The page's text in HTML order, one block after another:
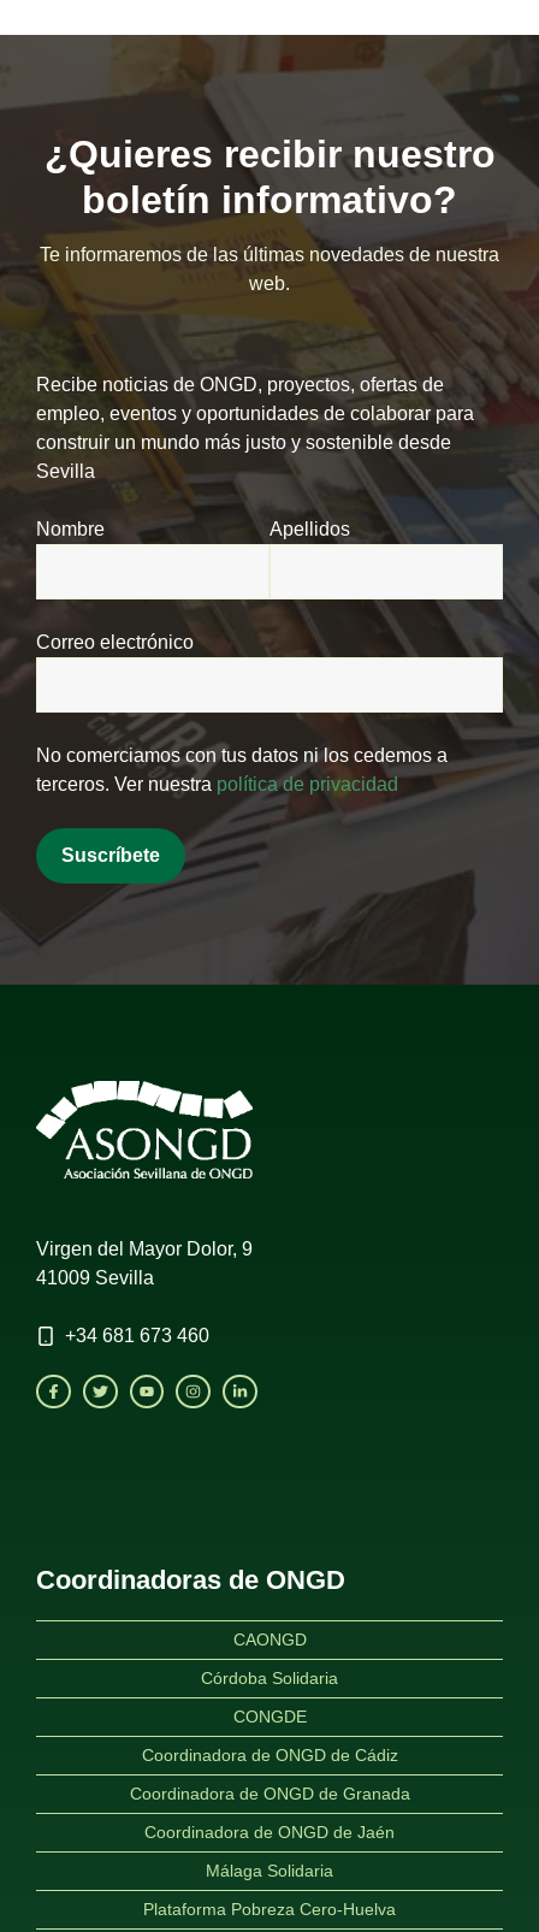
¿Quieres recibir nuestro
boletín informativo?
Te informaremos de las últimas novedades de nuestra
web.
Recibe noticias de ONGD, proyectos, ofertas de
empleo, eventos y oportunidades de colaborar para
construir un mundo más justo y sostenible desde
Sevilla
Nombre Apellidos
Correo electrónico
No comerciamos con tus datos ni los cedemos a
terceros. Ver nuestra política de privacidad
Virgen del Mayor Dolor, 9
41009 Sevilla
+34 681 673 460
Coordinadoras de ONGD
CAONGD
Córdoba Solidaria
CONGDE
Coordinadora de ONGD de Cádiz
Coordinadora de ONGD de Granada
Coordinadora de ONGD de Jaén
Málaga Solidaria
Plataforma Pobreza Cero-Huelva